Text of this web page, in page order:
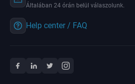
Általában 24 órán belül válaszolunk.
Help center / FAQ